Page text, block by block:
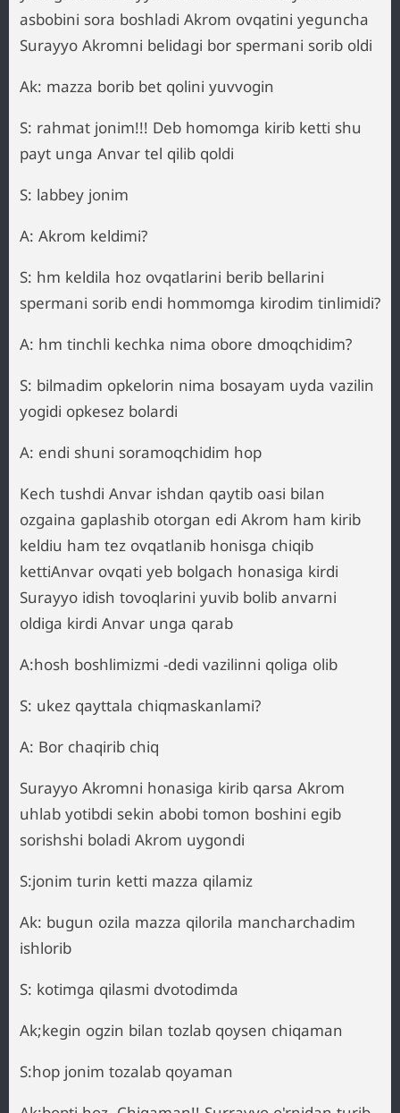
asbobini sora boshladi Akrom ovqatini yeguncha
Surayyo Akromni belidagi bor spermani sorib oldi
Ak: mazza borib bet qolini yuvvogin
S: rahmat jonim!!! Deb homomga kirib ketti shu
payt unga Anvar tel qilib qoldi
S: labbey jonim
A: Akrom keldimi?
S: hm keldila hoz ovqatlarini berib bellarini
spermani sorib endi hommomga kirodim tinlimidi?
A: hm tinchli kechka nima obore dmoqchidim?
S: bilmadim opkelorin nima bosayam uyda vazilin
yogidi opkesez bolardi
A: endi shuni soramoqchidim hop
Kech tushdi Anvar ishdan qaytib oasi bilan
ozgaina gaplashib otorgan edi Akrom ham kirib
keldiu ham tez ovqatlanib honisga chiqib
kettiAnvar ovqati yeb bolgach honasiga kirdi
Surayyo idish tovoqlarini yuvib bolib anvarni
oldiga kirdi Anvar unga qarab
A:hosh boshlimizmi -dedi vazilinni qoliga olib
S: ukez qayttala chiqmaskanlami?
A: Bor chaqirib chiq
Surayyo Akromni honasiga kirib qarsa Akrom
uhlab yotibdi sekin abobi tomon boshini egib
sorishshi boladi Akrom uygondi
S:jonim turin ketti mazza qilamiz
Ak: bugun ozila mazza qilorila mancharchadim
ishlorib
S: kotimga qilasmi dvotodimda
Ak;kegin ogzin bilan tozlab qoysen chiqaman
S:hop jonim tozalab qoyaman